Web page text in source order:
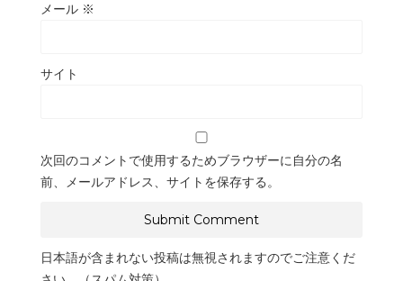
メール ※
サイト
次回のコメントで使用するためブラウザーに自分の名
前、メールアドレス、サイトを保存する。
日本語が含まれない投稿は無視されますのでご注意くだ